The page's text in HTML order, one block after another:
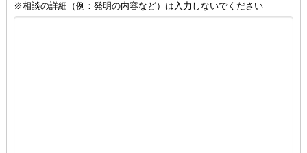
※相談の詳細（例：発明の内容など）は入力しないでください